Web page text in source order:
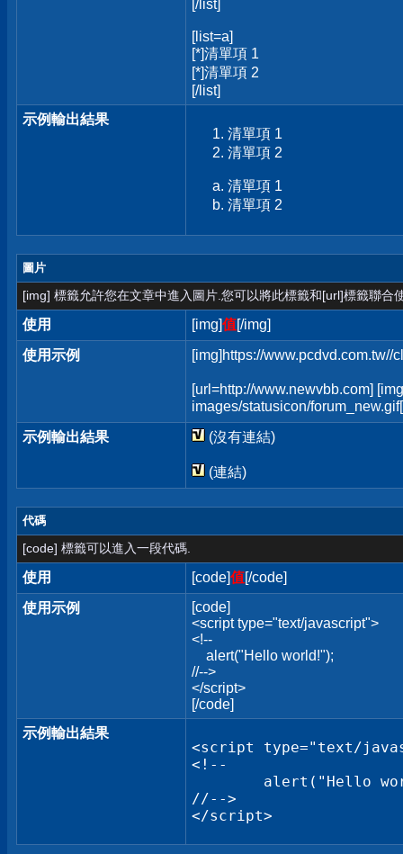
[/list]
[list=a]
[*]清單項 1
[*]清單項 2
[/list]
示例輸出結果
清單項 1
清單項 2
清單項 1
清單項 2
圖片
[img] 標籤允許您在文章中進入圖片.您可以將此標籤和[url]標籤聯合
使用 [img]值[/img]
使用示例
[img]https://www.pcdvd.com.tw//
[url=http://www.newvbb.com]
images/statusicon/
示例輸出結果
(沒有連結)
(連結)
代碼
[code] 標籤可以進入一段代碼.
使用 [code]值[/code]
使用示例
[code]
<script type="text/javascript">
<!--
alert("Hello world!");
//-->
</script>
[/code]
示例輸出結果
<script type="text/
<!--
//-->
</script>